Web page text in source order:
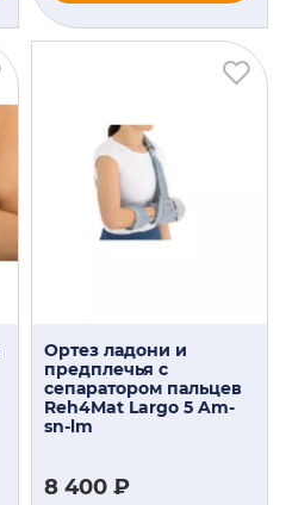
Ортез ладони и
предплечья с
сепаратором пальцев
Reh4Mat Largo 5 Am-
sn-lm
8 400 ₽